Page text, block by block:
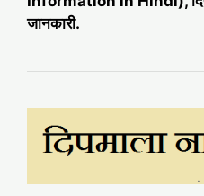
जानकारी.